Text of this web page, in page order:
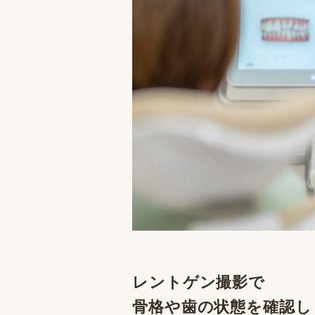
レントゲン撮影で
骨格や歯の状態を確認